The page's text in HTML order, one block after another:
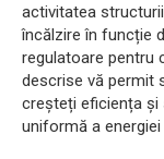
activitatea
încălzire în funcție
regulatoare pentru
descrise vă permit
creșteți eficiența și
uniformă a